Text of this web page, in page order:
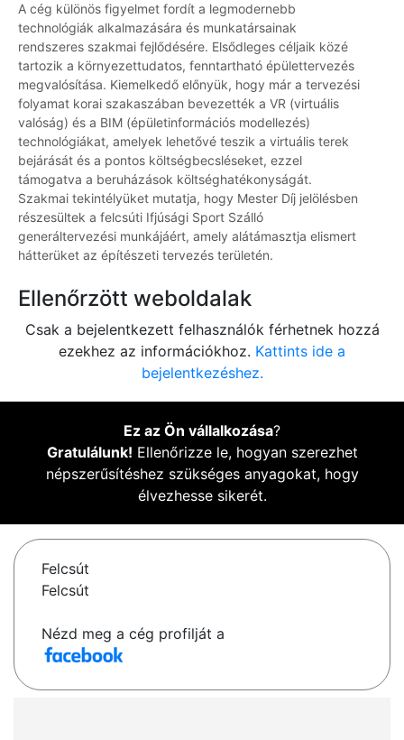
A cég különös figyelmet fordít a legmodernebb
technológiák alkalmazására és munkatársainak
rendszeres szakmai fejlődésére. Elsődleges céljaik közé
tartozik a környezettudatos, fenntartható épülettervezés
megvalósítása. Kiemelkedő előnyük, hogy már a tervezési
folyamat korai szakaszában bevezették a VR (virtuális
valóság) és a BIM (épületinformációs modellezés)
technológiákat, amelyek lehetővé teszik a virtuális terek
bejárását és a pontos költségbecsléseket, ezzel
támogatva a beruházások költséghatékonyságát.
Szakmai tekintélyüket mutatja, hogy Mester Díj jelölésben
részesültek a felcsúti Ifjúsági Sport Szálló
generáltervezési munkájáért, amely alátámasztja elismert
hátterüket az építészeti tervezés területén.
Ellenőrzött weboldalak
Csak a bejelentkezett felhasználók férhetnek hozzá
ezekhez az információkhoz. Kattints ide a
bejelentkezéshez.
Ez az Ön vállalkozása?
Gratulálunk! Ellenőrizze le, hogyan szerezhet
népszerűsítéshez szükséges anyagokat, hogy
élvezhesse sikerét.
Felcsút
Felcsút
Nézd meg a cég profilját a